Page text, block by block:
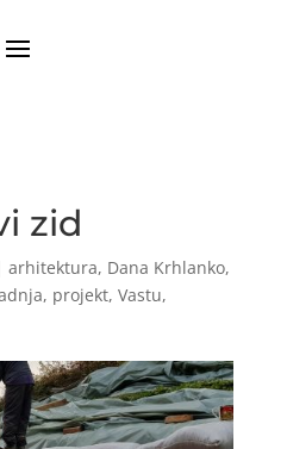
zid
arhitektura, Dana Krhlanko,
, projekt, Vastu,